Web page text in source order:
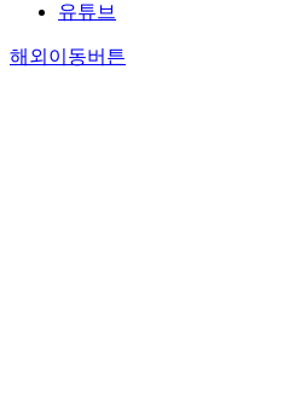
유튜브
해외이동버튼